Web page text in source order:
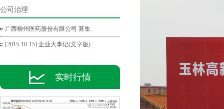
公司治理
广西柳州医药股份有限公司 募集
[2015-10-15] 企业大事记(文字版)
实时行情